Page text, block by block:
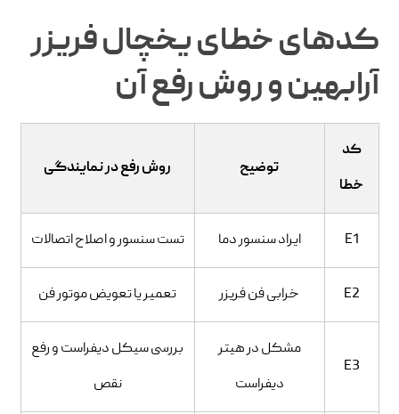
کدهای خطای یخچال فریزر
آرابهین و روش رفع آن
کد
خطا
توضیح روش رفع در نمایندگی
E1 ایراد سنسور دما تست سنسور و اصلاح اتصالات
E2 خرابی فن فریزر تعمیر یا تعویض موتور فن
E3
مشکل در هیتر
دیفراست
بررسی سیکل دیفراست و رفع
نقص